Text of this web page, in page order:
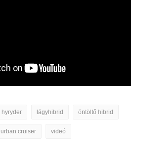
hyryder lágyhibrid öntöltő hibrid
urban cruiser videó